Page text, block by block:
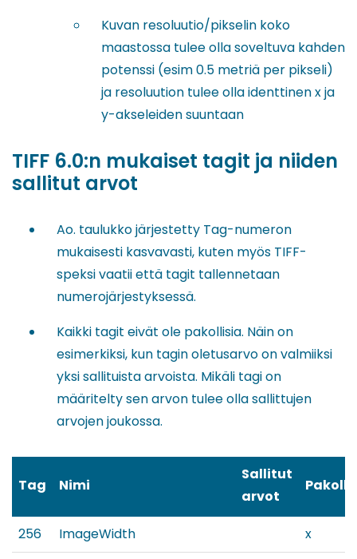
Kuvan resoluutio/pikselin koko
maastossa tulee olla soveltuva kahden
potenssi (esim 0.5 metriä per pikseli)
ja resoluution tulee olla identtinen x ja
y-akseleiden suuntaan
TIFF 6.0:n mukaiset tagit ja niiden
sallitut arvot
Ao. taulukko järjestetty Tag-numeron
mukaisesti kasvavasti, kuten myös TIFF-
speksi vaatii että tagit tallennetaan
numerojärjestyksessä.
Kaikki tagit eivät ole pakollisia. Näin on
esimerkiksi, kun tagin oletusarvo on valmiiksi
yksi sallituista arvoista. Mikäli tagi on
määritelty sen arvon tulee olla sallittujen
arvojen joukossa.
Tag Nimi
Sallitut
arvot
256 ImageWidth x